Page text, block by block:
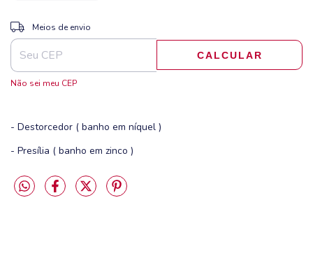
Entregas para o CEP:
Meios de envio
CALCULAR
Não sei meu CEP
- Destorcedor ( banho em níquel )
- Presília ( banho em zinco )